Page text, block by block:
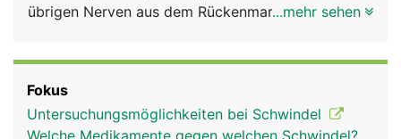
Rubriken
übrigen Nerven aus dem Rückenmark kommen,
Bauchraum, alle anderen versorgen den Kopf und
die Halsregion. Die 12 Hirnnerven haben folgende
...mehr sehen
Fokus
Untersuchungsmöglichkeiten bei Schwindel
Welche Medikamente gegen welchen Schwindel?